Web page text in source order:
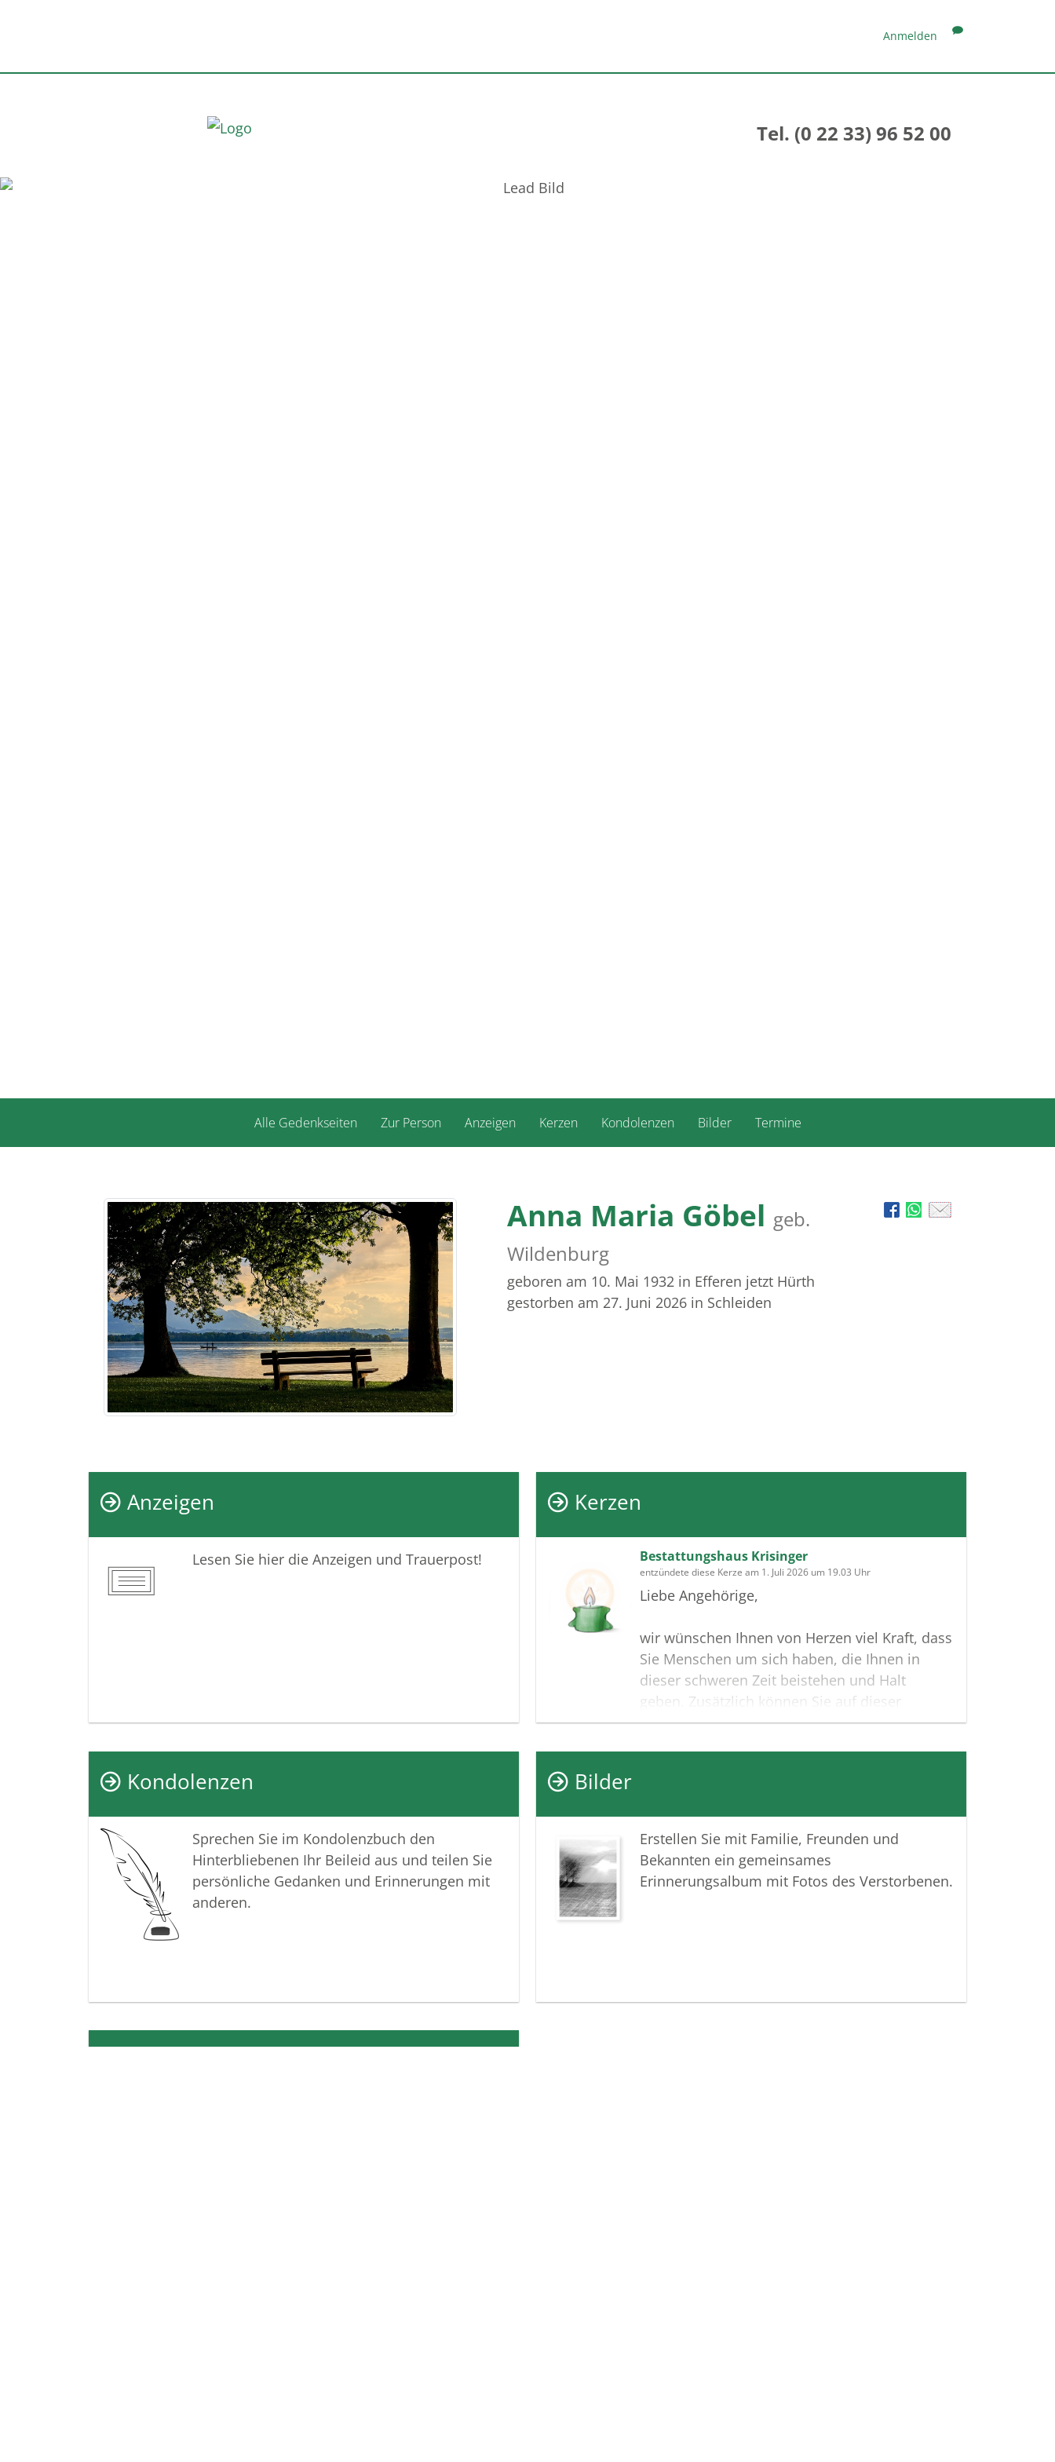
Anmelden
Tel. (0 22 33) 96 52 00
Alle Gedenkseiten Zur Person Anzeigen Kerzen Kondolenzen Bilder Termine
Anna Maria Göbel geb.
Wildenburg
geboren am 10. Mai 1932 in Efferen jetzt Hürth
gestorben am 27. Juni 2026 in Schleiden
Anzeigen
Lesen Sie hier die Anzeigen und Trauerpost!
Kerzen
Bestattungshaus Krisinger
entzündete diese Kerze am 1. Juli 2026 um 19.03 Uhr
Liebe Angehörige,
wir wünschen Ihnen von Herzen viel Kraft, dass
Sie Menschen um sich haben, die Ihnen in
dieser schweren Zeit beistehen und Halt
geben. Zusätzlich können Sie auf dieser
Gedenkseite Erinnerungen teilen und so das
Ihr Bestattungshaus Krisinger
Kondolenzen
Sprechen Sie im Kondolenzbuch den
Hinterbliebenen Ihr Beileid aus und teilen Sie
persönliche Gedanken und Erinnerungen mit
anderen.
Bilder
Erstellen Sie mit Familie, Freunden und
Bekannten ein gemeinsames
Erinnerungsalbum mit Fotos des Verstorbenen.